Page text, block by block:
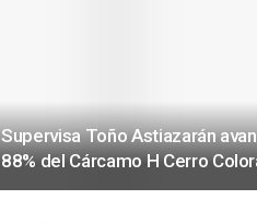
Supervisa Toño Astiazarán
88% del Cárcamo H Cerro